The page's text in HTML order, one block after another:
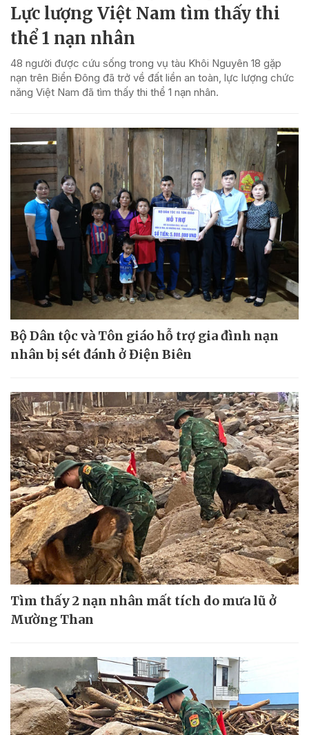
Lực lượng Việt Nam tìm thấy thi
thể 1 nạn nhân
48 người được cứu sống trong vụ tàu Khôi Nguyên 18 gặp
nạn trên Biển Đông đã trở về đất liền an toàn, lực lượng chức
năng Việt Nam đã tìm thấy thi thể 1 nạn nhân.
Bộ Dân tộc và Tôn giáo hỗ trợ gia đình nạn
nhân bị sét đánh ở Điện Biên
Tìm thấy 2 nạn nhân mất tích do mưa lũ ở
Mường Than